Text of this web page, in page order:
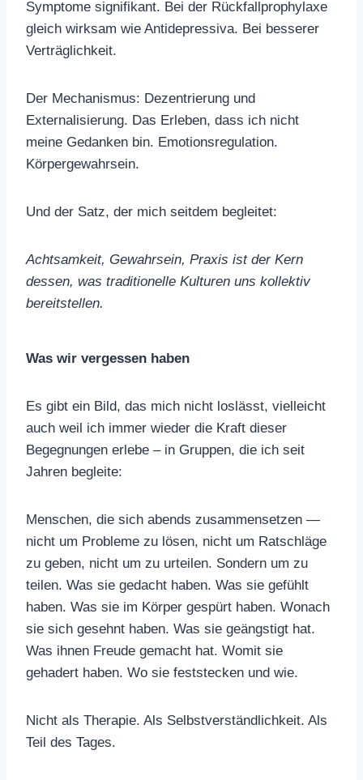
Symptome signifikant. Bei der Rückfallprophylaxe
gleich wirksam wie Antidepressiva. Bei besserer
Verträglichkeit.
Der Mechanismus: Dezentrierung und
Externalisierung. Das Erleben, dass ich nicht
meine Gedanken bin. Emotionsregulation.
Körpergewahrsein.
Und der Satz, der mich seitdem begleitet:
Achtsamkeit, Gewahrsein, Praxis ist der Kern
dessen, was traditionelle Kulturen uns kollektiv
bereitstellen.
Was wir vergessen haben
Es gibt ein Bild, das mich nicht loslässt, vielleicht
auch weil ich immer wieder die Kraft dieser
Begegnungen erlebe – in Gruppen, die ich seit
Jahren begleite:
Menschen, die sich abends zusammensetzen —
nicht um Probleme zu lösen, nicht um Ratschläge
zu geben, nicht um zu urteilen. Sondern um zu
teilen. Was sie gedacht haben. Was sie gefühlt
haben. Was sie im Körper gespürt haben. Wonach
sie sich gesehnt haben. Was sie geängstigt hat.
Was ihnen Freude gemacht hat. Womit sie
gehadert haben. Wo sie feststecken und wie.
Nicht als Therapie. Als Selbstverständlichkeit. Als
Teil des Tages.